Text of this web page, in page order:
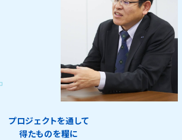
プロジェクトを通して
得たものを糧に